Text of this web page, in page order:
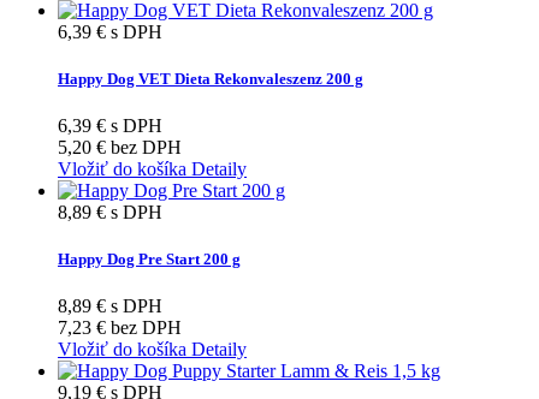
6,39 € s DPH
Happy Dog VET Dieta Rekonvaleszenz 200 g
6,39 € s DPH
5,20 € bez DPH
Vložiť do košíka Detaily
8,89 € s DPH
Happy Dog Pre Start 200 g
8,89 € s DPH
7,23 € bez DPH
Vložiť do košíka Detaily
9,19 € s DPH